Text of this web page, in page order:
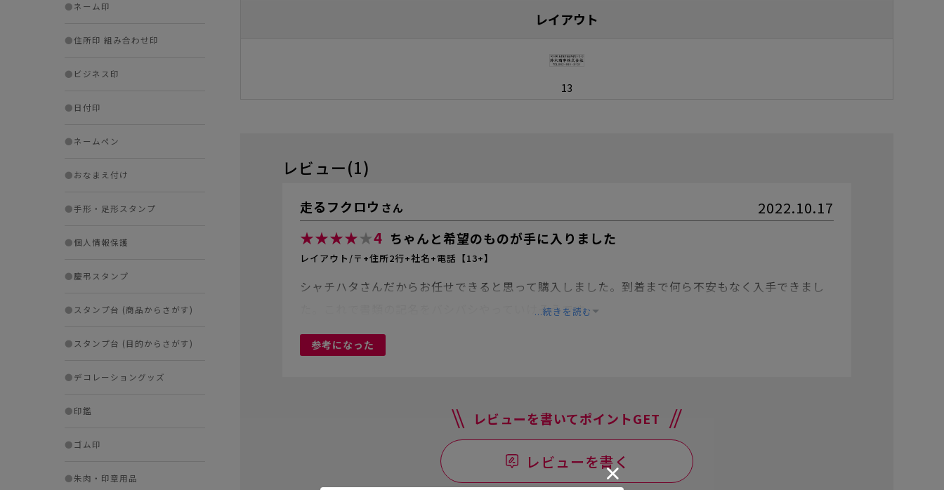
●ネーム印
●住所印 組み合わせ印
● ビジネス印
● 日付印
●ネームペン
●おなまえ付け
●手形・足形スタンプ
●個人情報保護
●慶弔スタンプ
● スタンプ台 (商品からさがす)
● スタンプ台 (目的からさがす)
●デコレーショングッズ
●印鑑
●ゴム印
●朱肉・印章用品
レイアウト
13
レビュー(1)
走るフクロウ さん
2022.10.17
★★★★★4 ちゃんと希望のものが手に入りました
レイアウト/〒+住所2行+社名+電話【13+】
シャチハタさんだからお任せできると思って購入しました。到着まで何ら不安もなく入手できまし
た。これで書類の記名をバシバシやっていけそうです。
...続きを読む
参考になった
レビューを書いてポイントGET
レビューを書く